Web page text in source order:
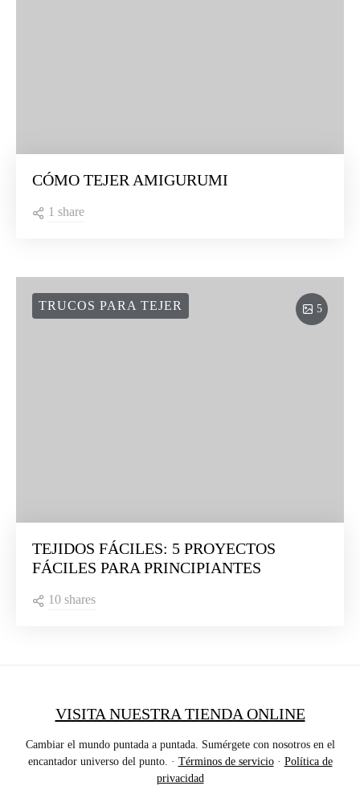
CÓMO TEJER AMIGURUMI
1 share
5
TRUCOS PARA TEJER
TEJIDOS FÁCILES: 5 PROYECTOS
FÁCILES PARA PRINCIPIANTES
10 shares
VISITA NUESTRA TIENDA ONLINE
Cambiar el mundo puntada a puntada. Sumérgete con nosotros en el
encantador universo del punto. · Términos de servicio· Política de
privacidad